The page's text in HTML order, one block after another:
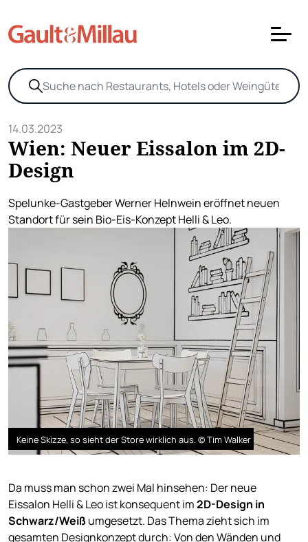
14.03.2023
Wien: Neuer Eissalon im 2D-
Design
Spelunke-Gastgeber Werner Helnwein eröffnet neuen
Standort für sein Bio-Eis-Konzept Helli & Leo.
Keine Skizze, so sieht der Store wirklich aus. © Tim Walker
Da muss man schon zwei Mal hinsehen: Der neue
Eissalon Helli & Leo ist konsequent im2D-Design in
Schwarz/Weißumgesetzt. Das Thema zieht sich im
gesamten Designkonzept durch: Von den Wänden und